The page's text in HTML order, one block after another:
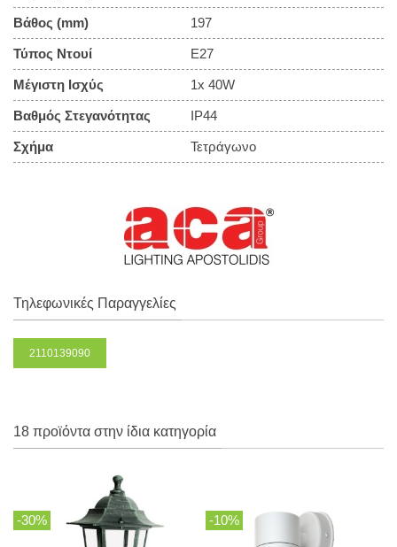
Βάθος (mm) 197
Τύπος Ντουί E27
Μέγιστη Ισχύς 1x 40W
Βαθμός Στεγανότητας IP44
Σχήμα Τετράγωνο
Τηλεφωνικές Παραγγελίες
2110139090
18 προϊόντα στην ίδια κατηγορία
-30% -10%